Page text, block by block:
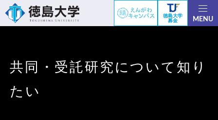
徳島大学
募金
MENU
共同・受託研究について知り
たい